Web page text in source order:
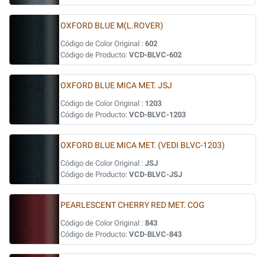
OXFORD BLUE M(L.ROVER)
Código de Color Original : 602
Código de Producto: VCD-BLVC-602
OXFORD BLUE MICA MET. JSJ
Código de Color Original : 1203
Código de Producto: VCD-BLVC-1203
OXFORD BLUE MICA MET. (VEDI BLVC-1203)
Código de Color Original : JSJ
Código de Producto: VCD-BLVC-JSJ
PEARLESCENT CHERRY RED MET. COG
Código de Color Original : 843
Código de Producto: VCD-BLVC-843